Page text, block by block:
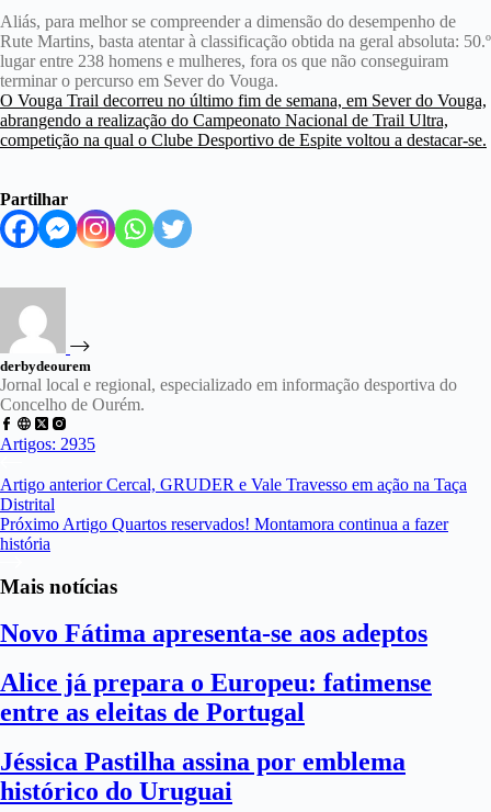
Aliás, para melhor se compreender a dimensão do desempenho de
Rute Martins, basta atentar à classificação obtida na geral absoluta: 50.º
lugar entre 238 homens e mulheres, fora os que não conseguiram
terminar o percurso em Sever do Vouga.
O Vouga Trail decorreu no último fim de semana, em Sever do Vouga,
abrangendo a realização do Campeonato Nacional de Trail Ultra,
competição na qual o Clube Desportivo de Espite voltou a destacar-se.
Partilhar
derbydeourem
Jornal local e regional, especializado em informação desportiva do
Concelho de Ourém.
Artigos: 2935
Artigo anteriorCercal, GRUDER e Vale Travesso em ação na Taça
Distrital
Próximo Artigo Quartos reservados! Montamora continua a fazer
história
Mais notícias
Novo Fátima apresenta-se aos adeptos
Alice já prepara o Europeu: fatimense
entre as eleitas de Portugal
Jéssica Pastilha assina por emblema
histórico do Uruguai